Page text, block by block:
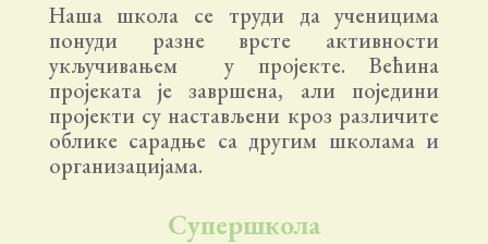
Наша школа се труди да ученицима
понуди разне врсте активности
укључивањем у пројекте. Већина
пројеката је завршена, али поједини
пројекти су настављени кроз различите
облике сарадње са другим школама и
организацијама.
Супершкола